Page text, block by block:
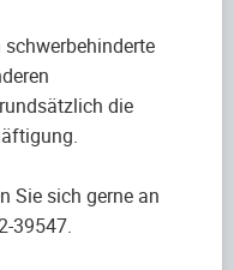
die
Sie sich gerne an
39547.